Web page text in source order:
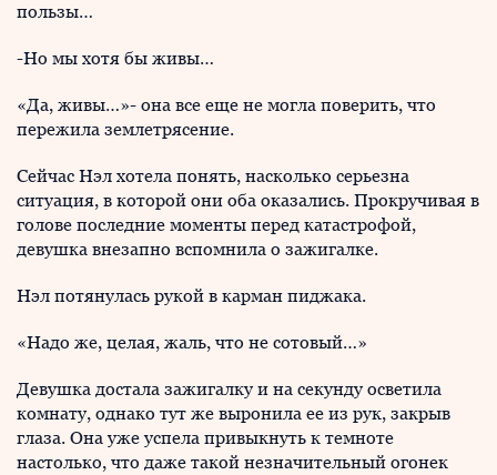
пользы…
-Но мы хотя бы живы…
«Да, живы…»- она все еще не могла поверить, что
пережила землетрясение.
Сейчас Нэл хотела понять, насколько серьезна
ситуация, в которой они оба оказались. Прокручивая в
голове последние моменты перед катастрофой,
девушка внезапно вспомнила о зажигалке.
Нэл потянулась рукой в карман пиджака.
«Надо же, целая, жаль, что не сотовый…»
Девушка достала зажигалку и на секунду осветила
комнату, однако тут же выронила ее из рук, закрыв
глаза. Она уже успела привыкнуть к темноте
настолько, что даже такой незначительный огонек